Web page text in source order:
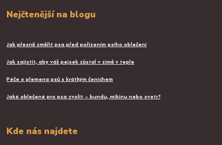
Nejčtenější na blogu
Jak přesně změřit psa před pořízením psího oblečení
Jak zajistit, aby váš pejsek zůstal v zimě v teple
Péče o plemena psů s krátkým čenichem
Jaké oblečené pro psa zvolit – bundu, mikinu nebo svetr?
Kde nás najdete